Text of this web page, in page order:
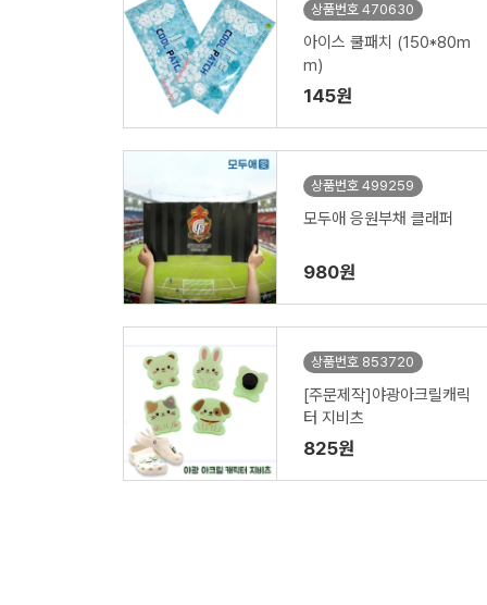
상품번호 470630
아이스 쿨패치 (150*80m
m)
145원
상품번호 499259
모두애 응원부채 클래퍼
980원
상품번호 853720
[주문제작]야광아크릴캐릭
터 지비츠
825원